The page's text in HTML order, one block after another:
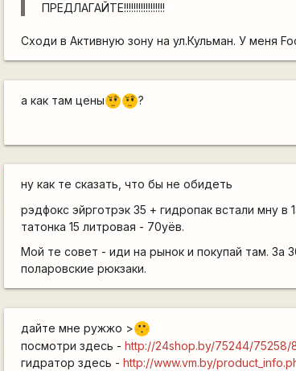
ПРЕДЛАГАЙТЕ!!!!!!!!!!!!!!!!!
Сходи в Активную зону на ул.Кульман. У меня
а как там цены???????
ну как те сказать, что бы не обидеть
рэдфокс эйрготрэк 35 + гидропак встали мну в
татонка 15 литровая - 70уёв.
Мой те совет - иди на рынок и покупай там. За
поларовские рюкзаки.
дайте мне ружжо > :[
посмотри здесь -http://24shop.by/75244/75258/
гидратор здесь -http://www.vm.by/